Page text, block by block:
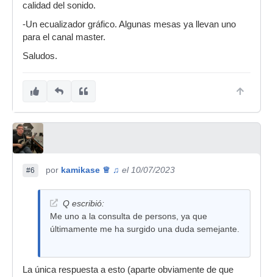
calidad del sonido.
-Un ecualizador gráfico. Algunas mesas ya llevan uno
para el canal master.
Saludos.
#6 por kamikase ♕ ♫ el 10/07/2023
Q escribió:
Me uno a la consulta de persons, ya que
últimamente me ha surgido una duda semejante.
La única respuesta a esto (aparte obviamente de que